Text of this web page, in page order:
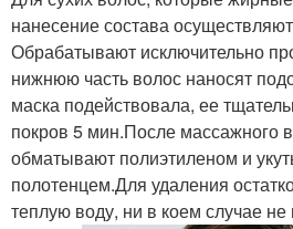
нанесение состава
Обрабатывают исключительно
нижнюю часть волос наносят
маска подействовала, ее
покров 5 мин.После массажного
обматывают полиэтиленом и
полотенцем.Для удаления
теплую воду, ни в коем случае не